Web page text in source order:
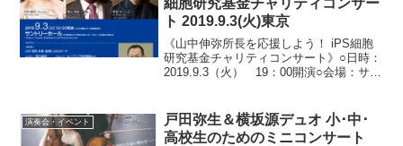
細胞研究基金チャリティコンサー
ト 2019.9.3(火)東京
《山中伸弥所長を応援しよう！ iPS細胞
研究基金チャリティコンサート》○日時：
2019.9.3（火） 19：00開演○会場：サン
揮）、KODAMA国際教育財団記...
演奏会・イベント
戸田弥生＆横坂源デュオ 小･中･
高校生のためのミニコンサート